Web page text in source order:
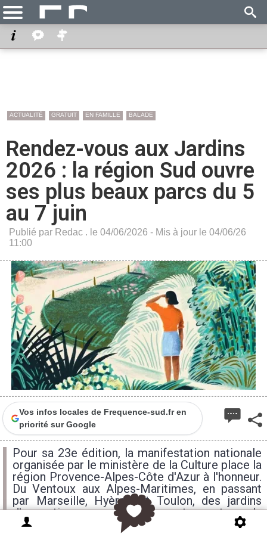
ACTUALITÉ GRATUIT EN FAMILLE BALADE
Rendez-vous aux Jardins
2026 : la région Sud ouvre
ses plus beaux parcs du 5
au 7 juin
Publié par Redac . le 04/06/2026 - Mis à jour le 04/06/26
11:00
Vos infos locales de Frequence-sud.fr en
priorité sur Google
Pour sa 23e édition, la manifestation nationale
organisée par le ministère de la Culture place la
région Provence-Alpes-Côte d'Azur à l'honneur.
Du Ventoux aux Alpes-Maritimes, en passant
par Marseille, Hyères et Toulon, des jardins
d'exception ouvrent leurs portes autour du
thème de l'année : « La Vue ».